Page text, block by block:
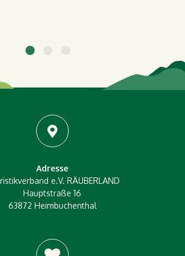
Adresse
e.V. RÄUBERLAND
Hauptstraße 16
63872 Heimbuchenthal